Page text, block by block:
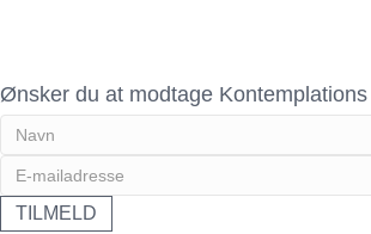
Ønsker du at modtage